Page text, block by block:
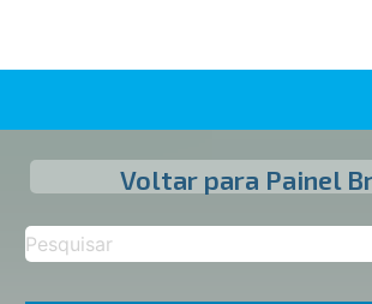
Voltar para Painel